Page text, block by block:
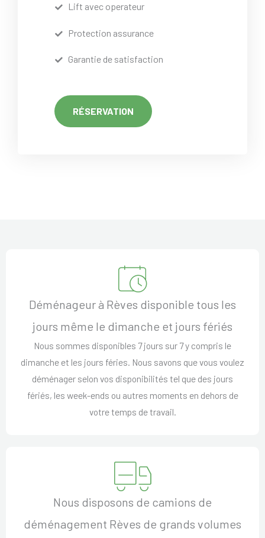
Lift avec operateur
Protection assurance
Garantie de satisfaction
RÉSERVATION
Déménageur à Rèves disponible tous les
jours même le dimanche et jours fériés
Nous sommes disponibles 7 jours sur 7 y compris le
dimanche et les jours féries. Nous savons que vous voulez
déménager selon vos disponibilités tel que des jours
fériés, les week-ends ou autres moments en dehors de
votre temps de travail.
Nous disposons de camions de
déménagement Rèves de grands volumes